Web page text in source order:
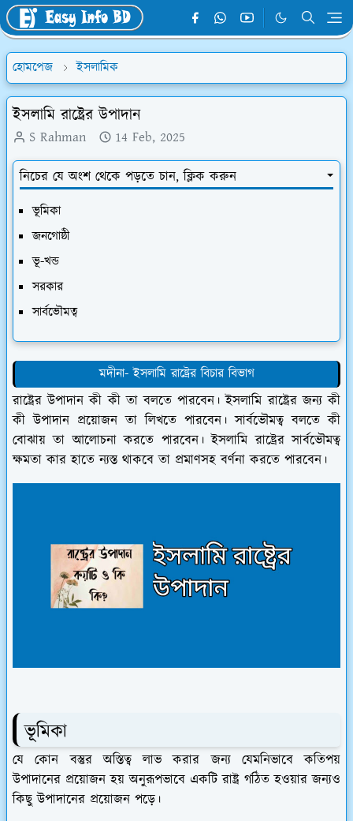
হোমপেজ ইসলামিক
ইসলামি রাষ্ট্রের উপাদান
S Rahman 14 Feb, 2025
নিচের যে অংশ থেকে পড়তে চান, ক্লিক করুন
ভূমিকা
জনগোষ্ঠী
ভূ-খন্ড
সরকার
সার্বভৌমত্ব
মদীনা- ইসলামি রাষ্ট্রের বিচার বিভাগ
রাষ্ট্রের উপাদান কী কী তা বলতে পারবেন। ইসলামি রাষ্ট্রের জন্য কী
কী উপাদান প্রয়োজন তা লিখতে পারবেন। সার্বভৌমত্ব বলতে কী
বোঝায় তা আলোচনা করতে পারবেন। ইসলামি রাষ্ট্রের সার্বভৌমত্ব
ক্ষমতা কার হাতে ন্যস্ত থাকবে তা প্রমাণসহ বর্ণনা করতে পারবেন।
ভূমিকা
যে কোন বস্তুর অস্তিত্ব লাভ করার জন্য যেমনিভাবে কতিপয়
উপাদানের প্রয়োজন হয় অনুরূপভাবে একটি রাষ্ট্র গঠিত হওয়ার জন্যও
কিছু উপাদানের প্রয়োজন পড়ে।